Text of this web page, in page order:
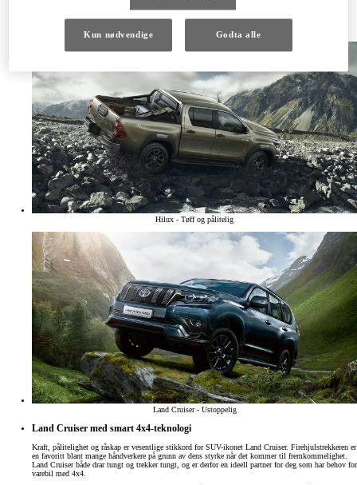
I det nye 4x4-systemet kan du selv velge å koble til bakre differensial når det er nødvendig, mens i
vanskelig terreng kan du bruke AWD-modus for økt sikkerhet og veigrep.
Les mer om Hilux
Hilux - Tøff og pålitelig
Land Cruiser - Ustoppelig
Land Cruiser med smart 4x4-teknologi
Kraft, pålitelighet og råskap er vesentlige stikkord for SUV-ikonet Land Cruiser. Firehjulstrekkeren er
en favoritt blant mange håndverkere på grunn av dens styrke når det kommer til fremkommelighet.
Land Cruiser både drar tungt og trekker tungt, og er derfor en ideell partner for deg som har behov for
varebil med 4x4.
Kun nødvendige Godta alle